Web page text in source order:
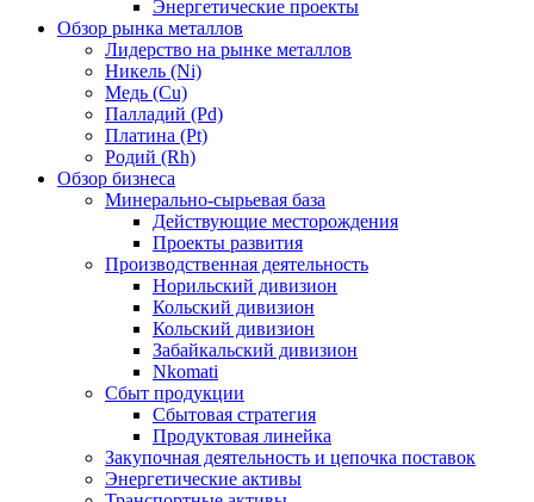
Энергетические проекты
Обзор рынка металлов
Лидерство на рынке металлов
Никель (Ni)
Медь (Cu)
Палладий (Pd)
Платина (Pt)
Родий (Rh)
Обзор бизнеса
Минерально-сырьевая база
Действующие месторождения
Проекты развития
Производственная деятельность
Норильский дивизион
Кольский дивизион
Кольский дивизион
Забайкальский дивизион
Nkomati
Сбыт продукции
Сбытовая стратегия
Продуктовая линейка
Закупочная деятельность и цепочка поставок
Энергетические активы